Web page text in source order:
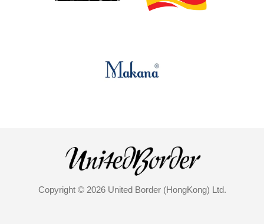
Copyright © 2026 United Border (HongKong) Ltd.